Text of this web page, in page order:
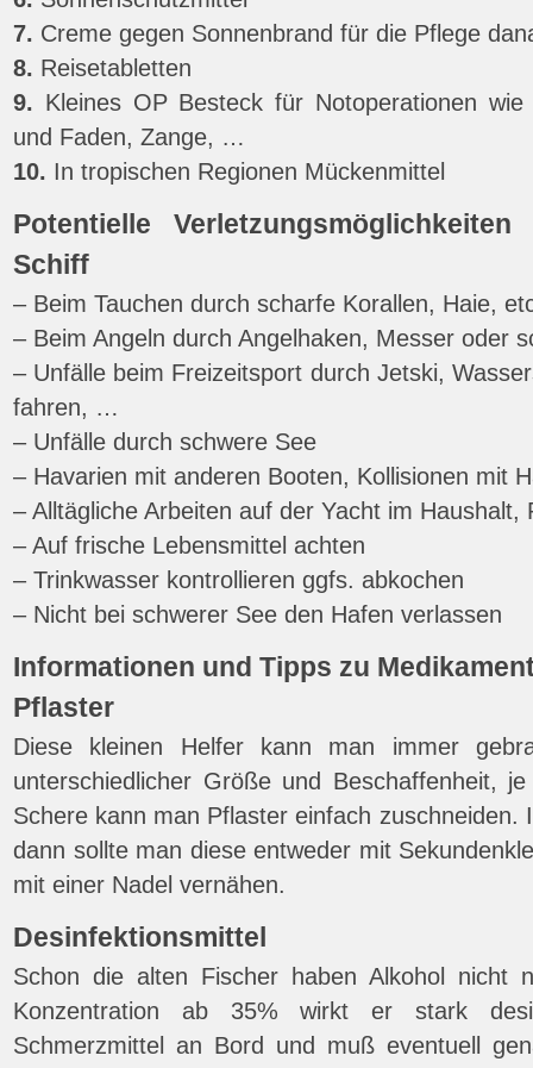
7. Creme gegen Sonnenbrand für die Pflege
8. Reisetabletten
9. Kleines OP Besteck für Notoperationen
und Faden, Zange, …
10. In tropischen Regionen Mückenmittel
Potentielle
Schiff
– Beim Tauchen durch scharfe Korallen, Haie,
– Beim Angeln durch Angelhaken, Messer oder
– Unfälle beim Freizeitsport durch Jetski,
fahren, …
– Unfälle durch schwere See
– Havarien mit anderen Booten, Kollisionen mit
– Alltägliche Arbeiten auf der Yacht im Haushalt,
– Auf frische Lebensmittel achten
– Trinkwasser kontrollieren ggfs. abkochen
– Nicht bei schwerer See den Hafen verlassen
Informationen und Tipps zu
Pflaster
Diese kleinen Helfer kann man immer
unterschiedlicher Größe und Beschaffenheit,
Schere kann man Pflaster einfach zuschneiden.
dann sollte man diese entweder mit
mit einer Nadel vernähen.
Desinfektionsmittel
Schon die alten Fischer haben Alkohol nicht
Konzentration ab 35% wirkt er stark
Schmerzmittel an Bord und muß eventuell